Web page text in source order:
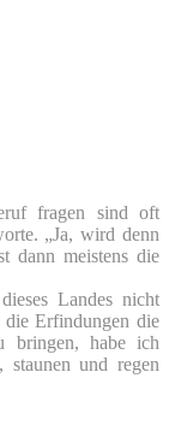
fragen sind oft
„Ja, wird denn
dann meistens die
Landes nicht
Erfindungen die
bringen, habe ich
und regen